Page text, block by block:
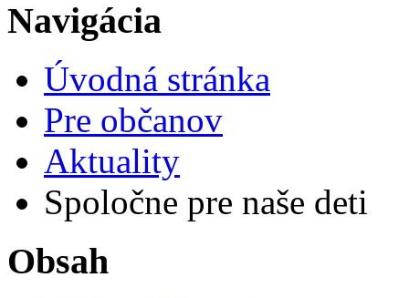
Navigácia
Úvodná stránka
Pre občanov
Aktuality
Spoločne pre naše deti
Obsah